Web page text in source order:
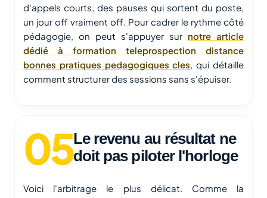
d'appels courts, des pauses qui sortent du poste,
un jour off vraiment off. Pour cadrer le rythme côté
pédagogie, on peut s'appuyer sur notre article
dédié à formation teleprospection distance
bonnes pratiques pedagogiques cles, qui détaille
comment structurer des sessions sans s'épuiser.
Le revenu au résultat ne
doit pas piloter l'horloge
Voici l'arbitrage le plus délicat. Comme la